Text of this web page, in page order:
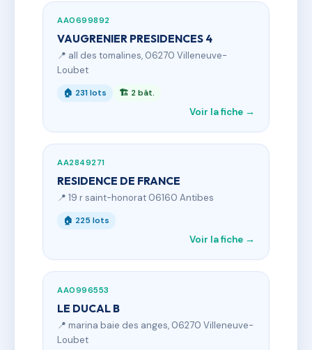
AA0699892
VAUGRENIER PRESIDENCES 4
📍 all des tomalines, 06270 Villeneuve-
Loubet
🏠 231 lots 🏗 2 bât.
Voir la fiche →
AA2849271
RESIDENCE DE FRANCE
📍 19 r saint-honorat 06160 Antibes
🏠 225 lots
Voir la fiche →
AA0996553
LE DUCAL B
📍 marina baie des anges, 06270 Villeneuve-
Loubet